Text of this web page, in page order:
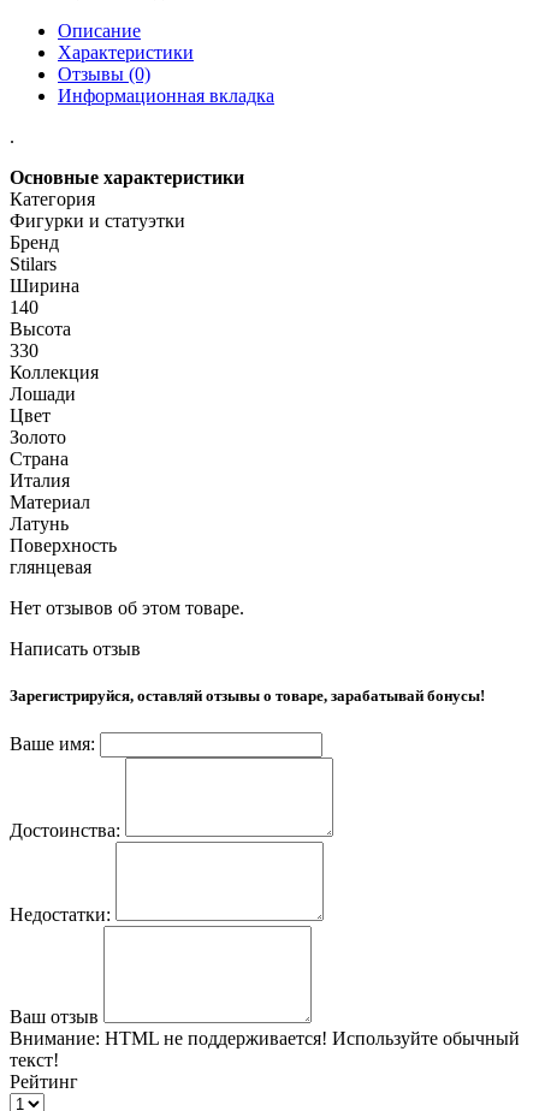
Описание
Характеристики
Отзывы (0)
Информационная вкладка
.
Основные характеристики
Категория
Фигурки и статуэтки
Бренд
Stilars
Ширина
140
Высота
330
Коллекция
Лошади
Цвет
Золото
Страна
Италия
Материал
Латунь
Поверхность
глянцевая
Нет отзывов об этом товаре.
Написать отзыв
Зарегистрируйся, оставляй отзывы о товаре, зарабатывай бонусы!
Ваше имя:
Достоинства:
Недостатки:
Ваш отзыв
Внимание: HTML не поддерживается! Используйте обычный
текст!
Рейтинг